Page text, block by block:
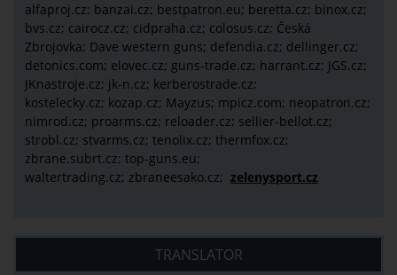
alfaproj.cz; banzai.cz; bestpatron.eu; beretta.cz; binox.cz;
bvs.cz; cairocz.cz; cidpraha.cz; colosus.cz; Česká
Zbrojovka; Dave western guns; defendia.cz; dellinger.cz;
detonics.com; elovec.cz; guns-trade.cz; harrant.cz; JGS.cz;
JKnastroje.cz; jk-n.cz; kerberostrade.cz;
kostelecky.cz; kozap.cz; Mayzus; mpicz.com; neopatron.cz;
nimrod.cz; proarms.cz; reloader.cz; sellier-bellot.cz;
strobl.cz; stvarms.cz; tenolix.cz; thermfox.cz;
zbrane.subrt.cz; top-guns.eu;
waltertrading.cz; zbraneesako.cz; zelenysport.cz
TRANSLATOR